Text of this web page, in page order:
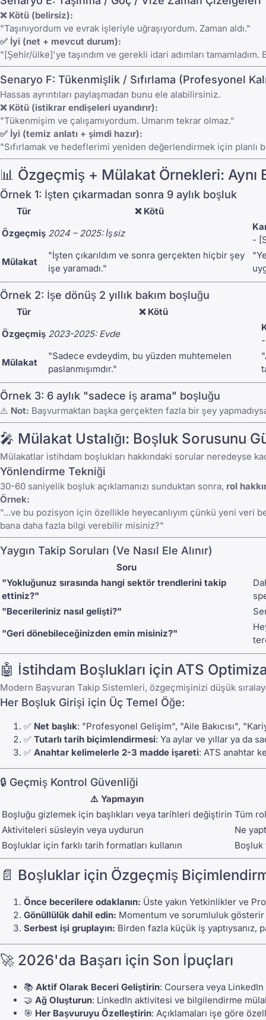
❌ Kötü (belirsiz):
"Taşınıyordum ve evrak işleriyle uğraşıyordum. Zaman aldı."
✅ İyi (net + mevcut durum):
"[Şehir/ülke]'ye taşındım ve gerekli idari adımları
Senaryo F: Tükenmişlik / Sıfırlama (Profesyonel
Hassas ayrıntıları paylaşmadan bunu ele alabilirsiniz.
❌ Kötü (istikrar endişeleri uyandırır):
"Tükenmişim ve çalışamıyordum. Umarım tekrar olmaz."
✅ İyi (temiz anlatı + şimdi hazır):
"Sıfırlamak ve hedeflerimi yeniden değerlendirmek için planlı
📊 Özgeçmiş + Mülakat Örnekleri: Aynı
Örnek 1: İşten çıkarmadan sonra 9 aylık boşluk
Tür
❌ Kötü
Özgeçmiş 2024 – 2025: İşsiz
-
Mülakat
"İşten çıkarıldım ve sonra gerçekten hiçbir şey
işe yaramadı."
Örnek 2: İşe dönüş 2 yıllık bakım boşluğu
Tür
❌ Kötü
Özgeçmiş 2023-2025: Evde
Mülakat
"Sadece evdeydim, bu yüzden muhtemelen
paslanmışımdır."
Örnek 3: 6 aylık "sadece iş arama" boşluğu
⚠️ Not: Başvurmaktan başka gerçekten fazla bir şey
🎤 Mülakat Ustalığı: Boşluk Sorusunu
Mülakatlar istihdam boşlukları hakkındaki sorular neredeyse
Yönlendirme Tekniği
30-60 saniyelik boşluk açıklamanızı sunduktan sonra, rol
Örnek:
"...ve bu pozisyon için özellikle heyecanlıyım çünkü yeni veri
bana daha fazla bilgi verebilir misiniz?"
Yaygın Takip Soruları (Ve Nasıl Ele Alınır)
Soru
"Yokluğunuz sırasında hangi sektör trendlerini takip
ettiniz?"
"Becerileriniz nasıl gelişti?"
"Geri dönebileceğinizden emin misiniz?"
🤖 İstihdam Boşlukları için ATS
Modern Başvuran Takip Sistemleri, özgeçmişinizi düşük
Her Boşluk Girişi için Üç Temel Öğe:
✅ Net başlık: "Profesyonel Gelişim", "Aile Bakıcısı",
✅ Tutarlı tarih biçimlendirmesi: Ya aylar ve yıllar ya da
✅ Anahtar kelimelerle 2-3 madde işareti: ATS anahtar
🔒 Geçmiş Kontrol Güvenliği
⚠️ Yapmayın
Boşluğu gizlemek için başlıkları veya tarihleri değiştirin Tüm
Aktiviteleri süsleyin veya uydurun
Ne
Boşluklar için farklı tarih formatları kullanın
Boşluk
📄 Boşluklar için Özgeçmiş
Önce becerilere odaklanın: Üste yakın Yetkinlikler ve
Gönüllülük dahil edin: Momentum ve sorumluluk gösterir
Serbest işi gruplayın: Birden fazla küçük iş yaptıysanız,
🚀 2026'da Başarı için Son İpuçları
📚 Aktif Olarak Beceri Geliştirin: Coursera veya
🤝 Ağ Oluşturun: LinkedIn aktivitesi ve bilgilendirme
🎯 Her Başvuruyu Özelleştirin: Açıklamaları işe göre